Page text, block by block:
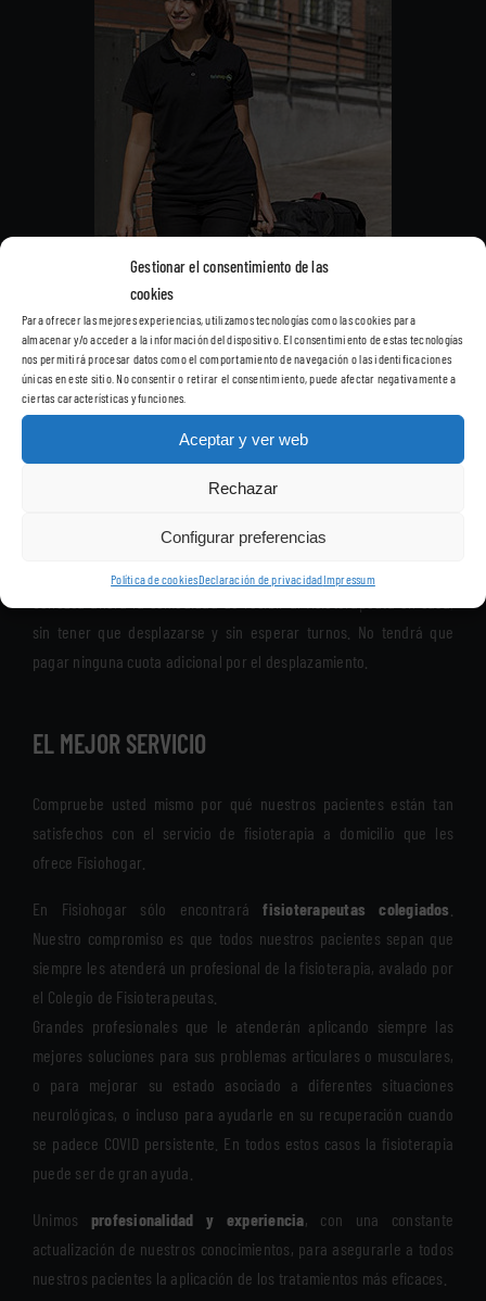
Gestionar el consentimiento de las
cookies
Para ofrecer las mejores experiencias, utilizamos tecnologías como las cookies para
almacenar y/o acceder a la información del dispositivo. El consentimiento de estas tecnologías
nos permitirá procesar datos como el comportamiento de navegación o las identificaciones
únicas en este sitio. No consentir o retirar el consentimiento, puede afectar negativamente a
ciertas características y funciones.
Aceptar y ver web
Rechazar
Configurar preferencias
Política de cookiesDeclaración de privacidadImpressum
Nos desplazamos a su domicilio
con todo el material necesario
sin tener que desplazarse y sin esperar turnos. No tendrá que
pagar ninguna cuota adicional por el desplazamiento.
EL MEJOR SERVICIO
Compruebe usted mismo por qué nuestros pacientes están tan
satisfechos con el servicio de fisioterapia a domicilio que les
ofrece Fisiohogar.
En Fisiohogar sólo encontraráfisioterapeutas colegiados
Nuestro compromiso es que todos nuestros pacientes sepan que
siempre les atenderá un profesional de la fisioterapia, avalado por
el Colegio de Fisioterapeutas.
Grandes profesionales que le atenderán aplicando siempre las
mejores soluciones para sus problemas articulares o musculares,
o para mejorar su estado asociado a diferentes situaciones
neurológicas, o incluso para ayudarle en su recuperación cuando
se padece COVID persistente. En todos estos casos la fisioterapia
puede ser de gran ayuda.
Unimos profesionalidad y experiencia, con una constante
actualización de nuestros conocimientos, para asegurarle a todos
nuestros pacientes la aplicación de los tratamientos más eficaces.